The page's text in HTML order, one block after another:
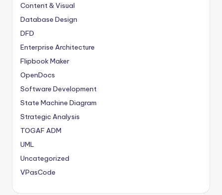
Content & Visual
Database Design
DFD
Enterprise Architecture
Flipbook Maker
OpenDocs
Software Development
State Machine Diagram
Strategic Analysis
TOGAF ADM
UML
Uncategorized
VPasCode